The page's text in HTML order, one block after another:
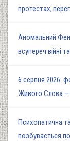
протестах,
Аномальний
всупереч війні
6 серпня 2026:
Живого Слова
Психопатична
позбувається